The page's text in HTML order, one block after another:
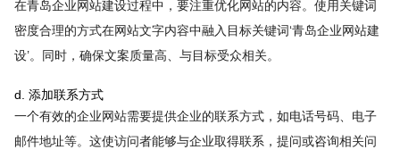
在青岛企业网站建设过程中，要注重优化网站的内容。使用关键词
密度合理的方式在网站文字内容中融入目标关键词‘青岛企业网站建
设’。同时，确保文案质量高、与目标受众相关。
d. 添加联系方式
一个有效的企业网站需要提供企业的联系方式，如电话号码、电子
邮件地址等。这使访问者能够与企业取得联系，提问或咨询相关问